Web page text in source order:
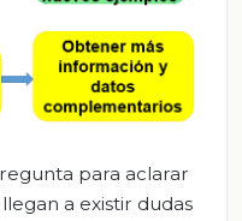
para aclarar
a existir dudas